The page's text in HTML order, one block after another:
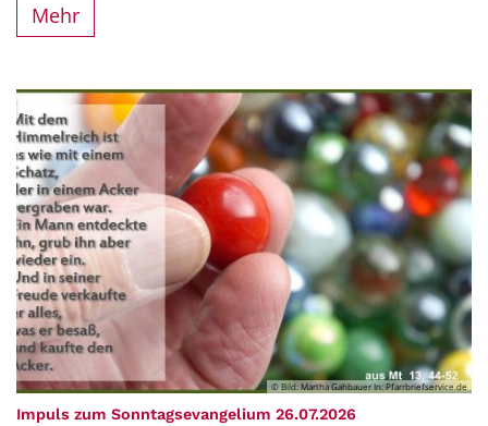
Mehr
© Bild: Martha Gahbauer In: Pfarrbriefservice.de
Impuls zum Sonntagsevangelium 26.07.2026